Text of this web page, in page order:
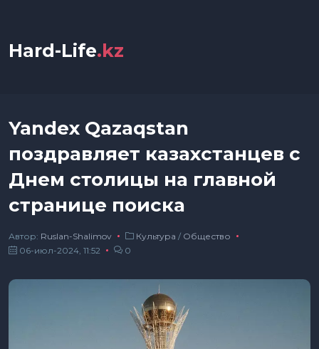
Hard-Life.kz
Yandex Qazaqstan
поздравляет казахстанцев с
Днем столицы на главной
странице поиска
Автор: Ruslan-Shalimov Культура / Общество
06-июл-2024, 11:52
0